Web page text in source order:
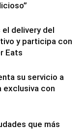
el delivery del
y participa con
Eats
su servicio a
exclusiva con
que más